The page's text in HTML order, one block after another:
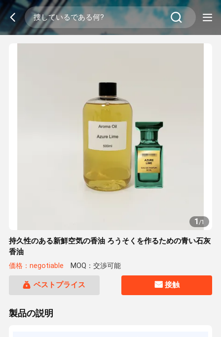
1/1
持久性のある新鮮空気の香油 ろうそくを作るための青い石灰
香油
価格：negotiable MOQ：交渉可能
ベストプライス 接触
製品の説明